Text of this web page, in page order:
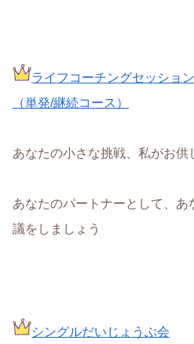
ライフコーチングセッショ
（単発/継続コース）
あなたの小さな挑戦、私がお供
あなたのパートナーとして、
議をしましょう
シングルだいじょうぶ会